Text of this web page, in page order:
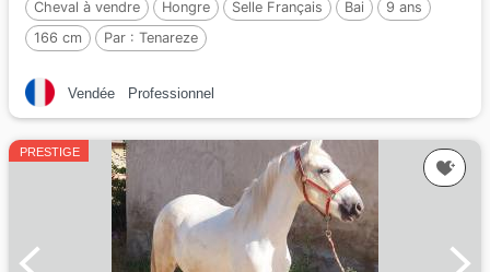
Cheval à vendre Hongre Selle Français Bai
9 ans
166 cm
Par : Tenareze
Vendée Professionnel
PRESTIGE